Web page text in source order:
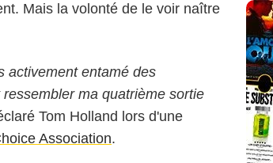
Mais la volonté de le voir naître
activement entamé des
ma quatrième sortie
Tom Holland lors d'une
Association.